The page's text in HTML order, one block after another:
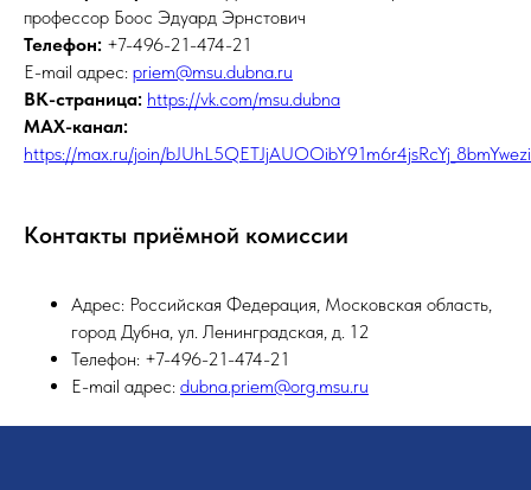
профессор Боос Эдуард Эрнстович
Телефон: +7-496-21-474-21
E-mail адрес: priem@msu.dubna.ru
ВК-страница: https://vk.com/msu.dubna
MAX-канал:
https://max.ru/join/
Контакты приёмной комиссии
Адрес: Российская Федерация, Московская область,
город Дубна, ул. Ленинградская, д. 12
Телефон: +7-496-21-474-21
E-mail адрес: dubna.priem@org.msu.ru